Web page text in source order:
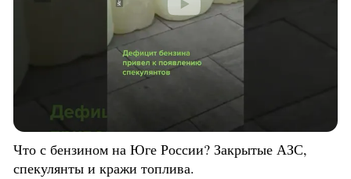
Что с бензином на Юге России? Закрытые АЗС,
спекулянты и кражи топлива.